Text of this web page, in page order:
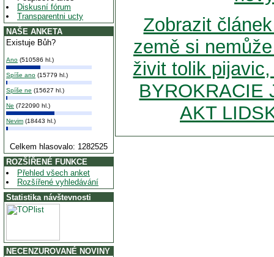
Diskusní fórum
Transparentni ucty
NAŠE ANKETA
Existuje Bůh?
Ano (510586 hl.)
Spíše ano (15779 hl.)
Spíše ne (15627 hl.)
Ne (722090 hl.)
Nevim (18443 hl.)
Celkem hlasovalo: 1282525
ROZŠÍŘENÉ FUNKCE
Přehled všech anket
Rozšířené vyhledávání
Statistika návštevnosti
NECENZUROVANÉ NOVINY
Zobrazit
země si
živit tolik
BYROKRACIE
AKT